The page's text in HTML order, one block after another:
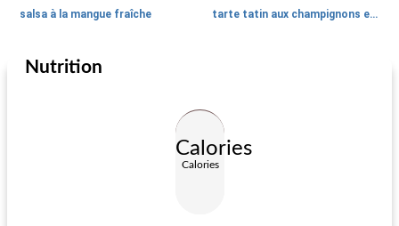
salsa à la mangue fraîche tarte tatin aux champignons et aux oignons caramélisés
Entrées et Snacks
Nutrition
Calories
Calories